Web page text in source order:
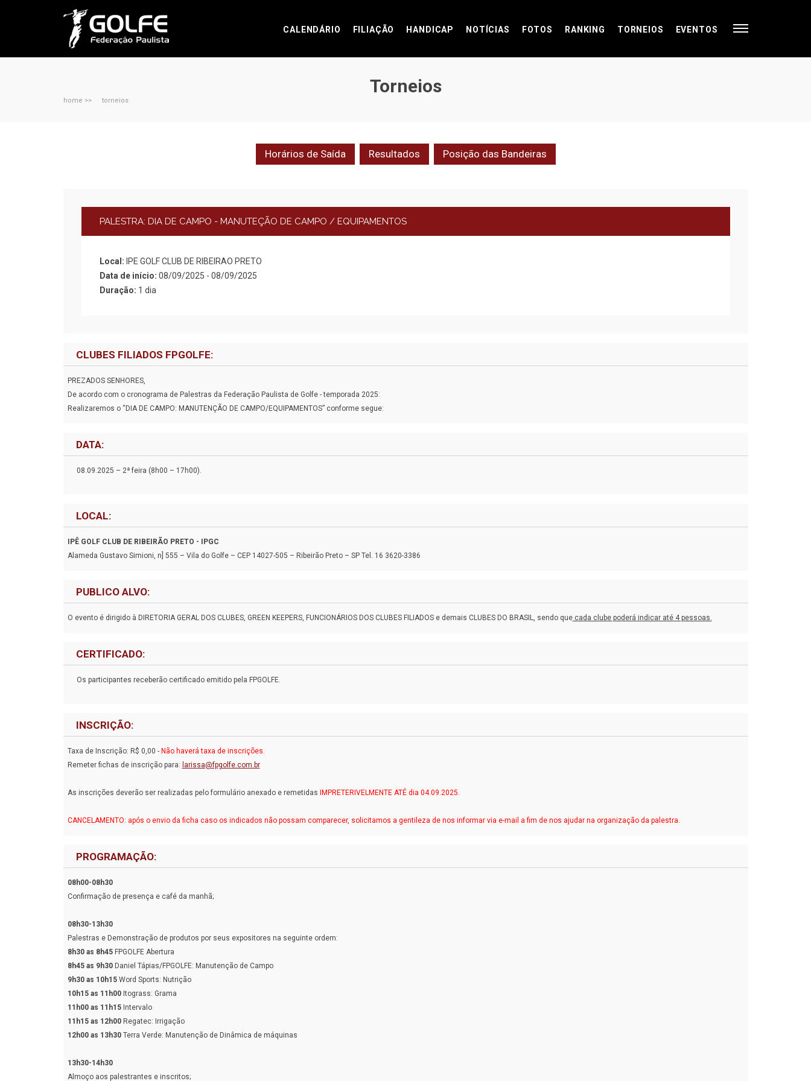
CALENDÁRIO FILIAÇÃO HANDICAP NOTÍCIAS FOTOS RANKING TORNEIOS EVENTOS
Torneios
home >> torneios
Horários de Saída Resultados Posição das Bandeiras
PALESTRA: DIA DE CAMPO - MANUTEÇÃO DE CAMPO / EQUIPAMENTOS
Local: IPE GOLF CLUB DE RIBEIRAO PRETO
Data de início: 08/09/2025 - 08/09/2025
Duração: 1 dia
CLUBES FILIADOS FPGOLFE:
PREZADOS SENHORES,
De acordo com o cronograma de Palestras da Federação Paulista de Golfe - temporada 2025:
Realizaremos o “DIA DE CAMPO: MANUTENÇÃO DE CAMPO/EQUIPAMENTOS” conforme segue:
DATA:
08.09.2025 – 2ª feira (8h00 – 17h00).
LOCAL:
IPÊ GOLF CLUB DE RIBEIRÃO PRETO - IPGC
Alameda Gustavo Simioni, n] 555 – Vila do Golfe – CEP 14027-505 – Ribeirão Preto – SP Tel. 16 3620-3386
PUBLICO ALVO:
O evento é dirigido à DIRETORIA GERAL DOS CLUBES, GREEN KEEPERS, FUNCIONÁRIOS DOS CLUBES FILIADOS e demais CLUBES DO BRASIL, sendo quecada clube poderá indicar até 4 pessoas.
CERTIFICADO:
Os participantes receberão certificado emitido pela FPGOLFE.
INSCRIÇÃO:
Taxa de Inscrição: R$ 0,00 - Não haverá taxa de inscrições.
Remeter fichas de inscrição para: larissa@fpgolfe.com.br
As inscrições deverão ser realizadas pelo formulário anexado e remetidas IMPRETERIVELMENTE ATÉ dia 04.09.2025.
CANCELAMENTO: após o envio da ficha caso os indicados não possam comparecer, solicitamos a gentileza de nos informar via e-mail a fim de nos ajudar na organização da palestra.
PROGRAMAÇÃO:
08h00-08h30
Confirmação de presença e café da manhã;
08h30-13h30
Palestras e Demonstração de produtos por seus expositores na seguinte ordem:
8h30 as 8h45FPGOLFE Abertura
8h45 as 9h30 Daniel Tápias/FPGOLFE: Manutenção de Campo
9h30 as 10h15Word Sports: Nutrição
10h15 as 11h00Itograss: Grama
11h00 as 11h15 Intervalo
11h15 as 12h00Regatec: Irrigação
12h00 as 13h30Terra Verde: Manutenção de Dinâmica de máquinas
13h30-14h30
Almoço aos palestrantes e inscritos;